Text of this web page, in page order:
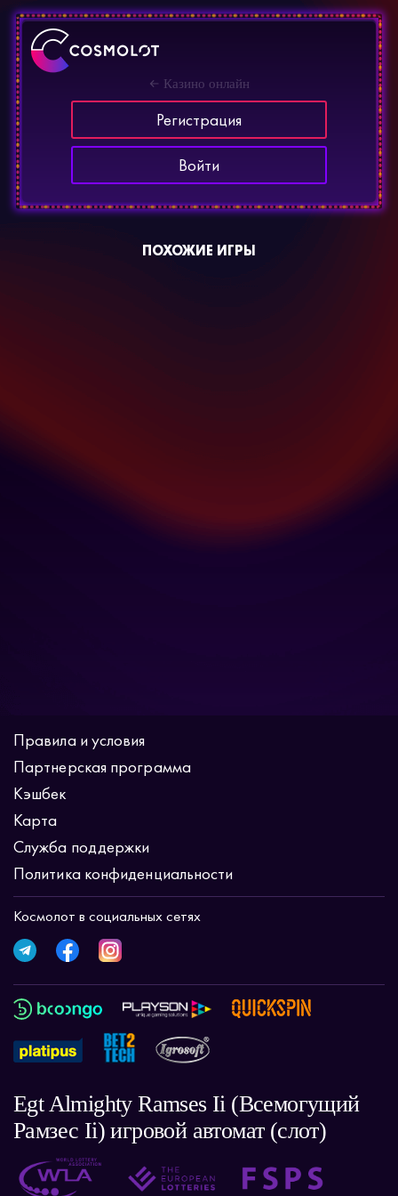
Казино онлайн
Регистрация
Войти
ПОХОЖИЕ ИГРЫ
Правила и условия
Партнерская программа
Кэшбек
Карта
Служба поддержки
Политика конфиденциальности
Космолот в социальных сетях
Egt Almighty Ramses Ii (Всемогущий
Рамзес Ii) игровой автомат (слот)